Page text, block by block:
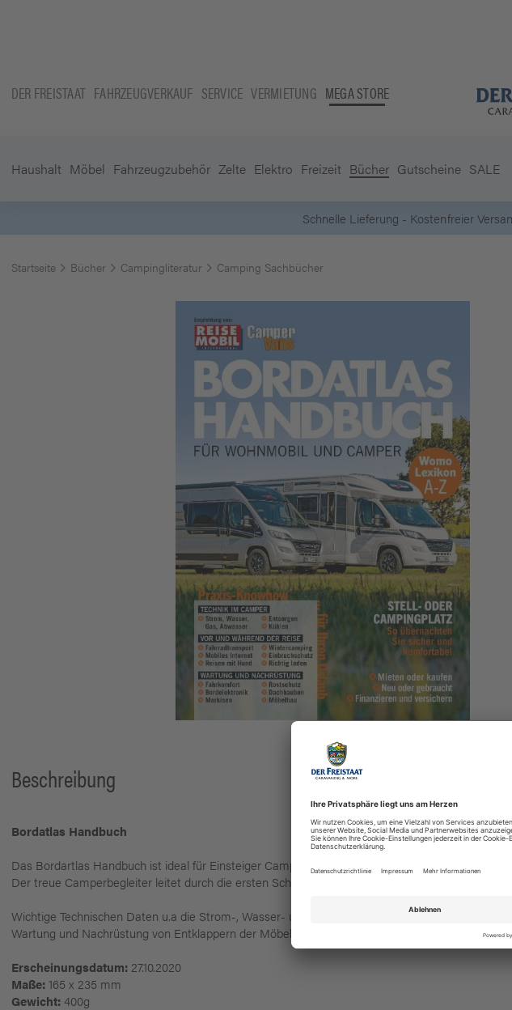
DER FREISTAAT FAHRZEUGVERKAUF SERVICE VERMIETUNG MEGA STORE
Haushalt Möbel Fahrzeugzubehör Zelte Elektro Freizeit Bücher Gutscheine SALE
ab 50 Euro in DE (ausgenommen Sperrgutartikel)
Startseite Bücher Campingliteratur Camping Sachbücher
Beschreibung
Bordatlas Handbuch
Das Bordartlas Handbuch ist ideal für Einsteiger Camper.
Der treue Camperbegleiter leitet durch die ersten Schritte vor der Reise, während der Reise und
Wichtige Technischen Daten u.a die Strom-, Wasser- und Gasversorgung im Camper sind
Wartung und Nachrüstung von Entklappern der Möbel bis zur Verbesserung des Fahrkomforts.
Erscheinungsdatum: 27.10.2020
Maße: 165 x 235 mm
Gewicht: 400g